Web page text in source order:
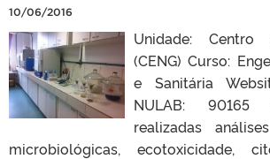
10/06/2016
Unidade: Centro
(CENG) Curso:
e Sanitária
NULAB: 90165
realizadas
microbiológicas, ecotoxicidade,